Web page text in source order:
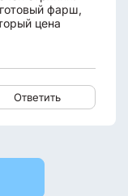
фарш,
цена
Ответить